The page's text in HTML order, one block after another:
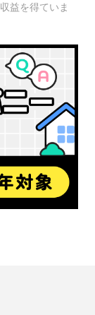
益を得ていま